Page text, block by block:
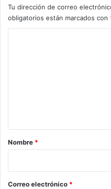
Tu dirección de correo
obligatorios están marcados con
r
*
Nombre *
Correo electrónico *